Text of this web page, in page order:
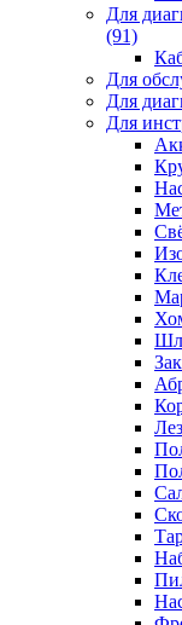
Для
(91)
Для
Для
Для